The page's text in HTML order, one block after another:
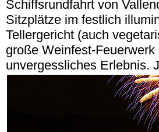
Schiffsrundfahrt von
Sitzplätze im festlich
Tellergericht (auch
große Weinfest-
unvergessliches Erlebnis.